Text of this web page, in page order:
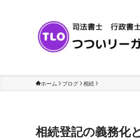
ホーム ブログ 相続
相続登記の義務化